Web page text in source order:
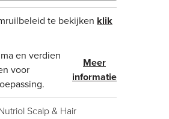
te bekijken klik
en verdien
voor
Meer
informatie
Scalp & Hair